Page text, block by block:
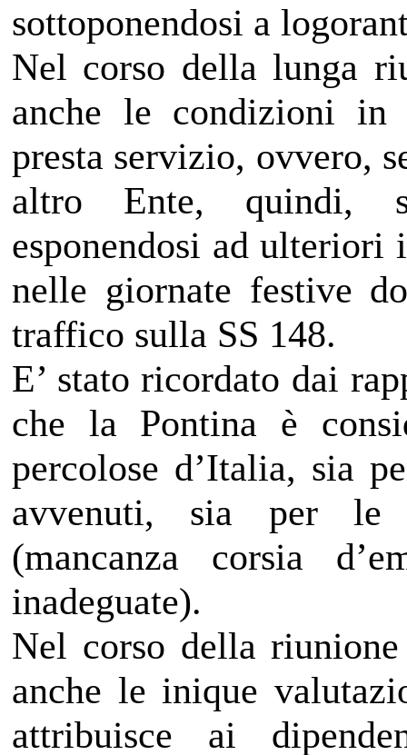
sottoponendosi a
Nel corso della lunga
anche le condizioni in
presta servizio, ovvero,
altro Ente, quindi,
esponendosi ad ulteriori
nelle giornate festive
traffico sulla SS 148.
E’ stato ricordato dai
che la Pontina è
percolose d’Italia, sia
avvenuti, sia per le
(mancanza corsia
inadeguate).
Nel corso della
anche le inique
attribuisce ai